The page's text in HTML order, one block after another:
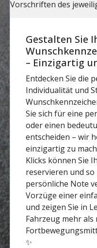
Gestalten Sie
– Einzigartig
Entdecken Sie die
Individualität und
Sie sich für eine
oder einen
entscheiden – wir
einzigartig zu
Klicks können Sie
reservieren und
persönliche Note
Vorzüge einer
und zeigen Sie in
Fahrzeug mehr als
✨